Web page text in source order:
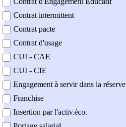
Contrat intermittent
Contrat pacte
Contrat d'usage
CUI - CAE
CUI - CIE
Engagement à servir dans la réserve
Franchise
Insertion par l'activ.éco.